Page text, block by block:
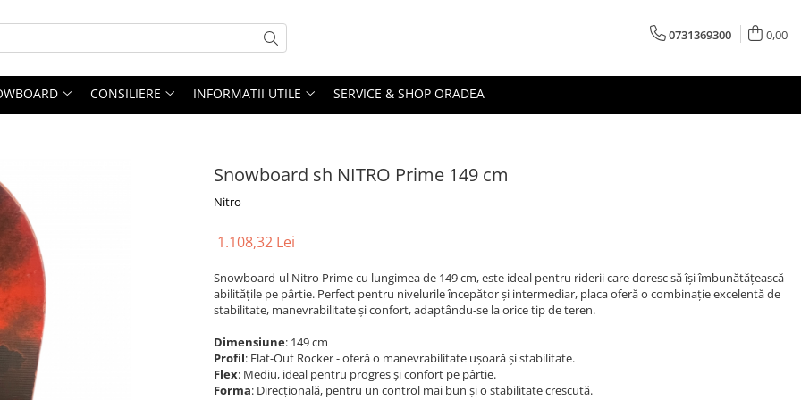
0731369300 0,00
CONSILIERE INFORMATII UTILE SERVICE & SHOP ORADEA
Snowboard sh NITRO Prime 149 cm
Nitro
1.108,32 Lei
Snowboard-ul Nitro Prime cu lungimea de 149 cm, este ideal pentru riderii care doresc să își îmbunătățească
abilitățile pe pârtie. Perfect pentru nivelurile începător și intermediar, placa oferă o combinație excelentă de
stabilitate, manevrabilitate și confort, adaptându-se la orice tip de teren.
Dimensiune: 149 cm
Profil: Flat-Out Rocker - oferă o manevrabilitate ușoară și stabilitate.
Flex: Mediu, ideal pentru progres și confort pe pârtie.
Forma: Direcțională, pentru un control mai bun și o stabilitate crescută.